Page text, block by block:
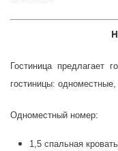
Гостиница предлагает
гостиницы:
Одноместный номер:
1,5 спальная кровать